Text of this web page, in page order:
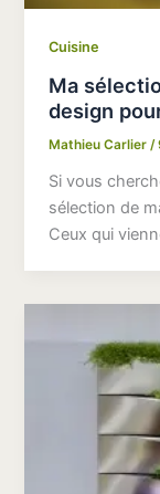
Cuisine
Ma
design
Mathieu Carlier /
Si vous
sélection de
Ceux qui